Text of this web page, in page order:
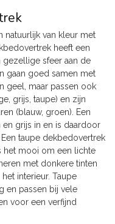
natuurlijk van kleur met
heeft een
gezellige sfeer aan de
gaan goed samen met
geel, maar passen ook
grijs, taupe) en zijn
(blauw, groen). Een
grijs in en is daardoor
taupe dekbedovertrek
het mooi om een lichte
met donkere tinten
interieur. Taupe
en passen bij vele
voor een verfijnd